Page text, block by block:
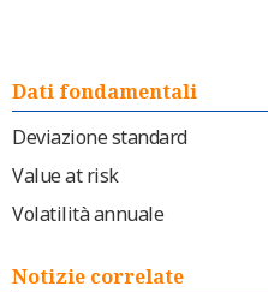
Dati fondamentali
Deviazione standard
Value at risk
Volatilità annuale
Notizie correlate